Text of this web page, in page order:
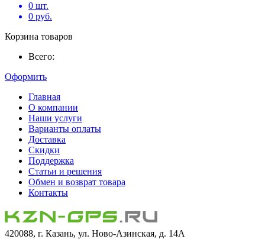
0 шт.
0 руб.
Корзина товаров
Всего:
Оформить
Главная
О компании
Наши услуги
Варианты оплаты
Доставка
Скидки
Поддержка
Статьи и решения
Обмен и возврат товара
Контакты
420088, г. Казань, ул. Ново-Азинская, д. 14А